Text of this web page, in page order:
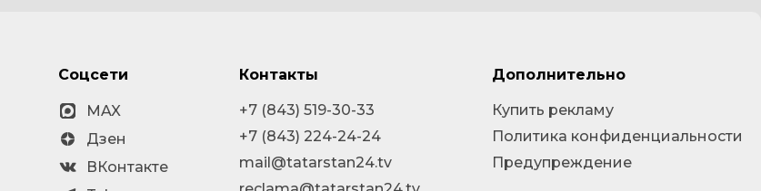
Соцсети
MAX
Дзен
ВКонтакте
Контакты
+7 (843) 519-30-33
+7 (843) 224-24-24
mail@tatarstan24.tv
Дополнительно
Купить рекламу
Политика конфиденциальности
Предупреждение